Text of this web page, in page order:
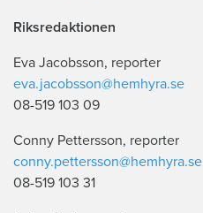
Riksredaktionen
Eva Jacobsson, reporter
eva.jacobsson@hemhyra.se
08-519 103 09
Conny Pettersson, reporter
conny.pettersson@hemhyra.se
08-519 103 31